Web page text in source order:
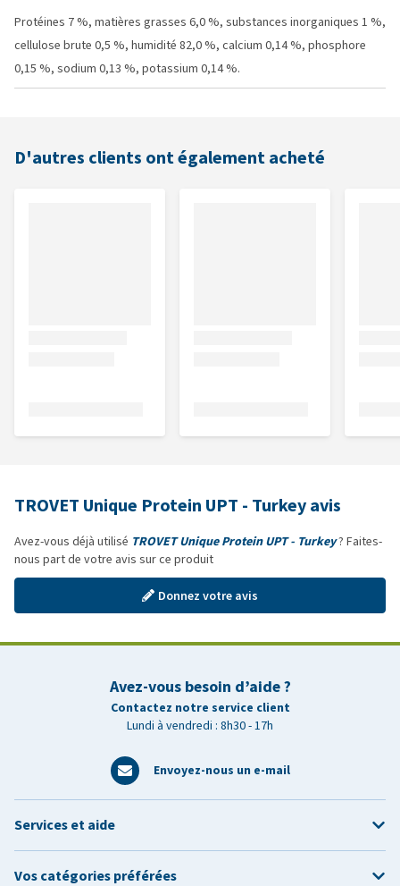
Protéines 7 %, matières grasses 6,0 %, substances inorganiques 1 %,
cellulose brute 0,5 %, humidité 82,0 %, calcium 0,14 %, phosphore
0,15 %, sodium 0,13 %, potassium 0,14 %.
D'autres clients ont également acheté
TROVET Unique Protein UPT - Turkey avis
Avez-vous déjà utilisé TROVET Unique Protein UPT - Turkey? Faites-
nous part de votre avis sur ce produit
Donnez votre avis
Avez-vous besoin d’aide ?
Contactez notre service client
Lundi à vendredi : 8h30 - 17h
Envoyez-nous un e-mail
Services et aide
Vos catégories préférées